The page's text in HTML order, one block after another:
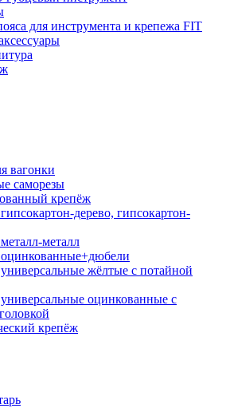
для инструмента и крепежа FIT
вагонки
саморезы
крепёж
дерево, гипсокартон-
металл
жёлтые с потайной
оцинкованные с
крепёж